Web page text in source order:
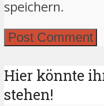
speichern.
Hier könnte
stehen!